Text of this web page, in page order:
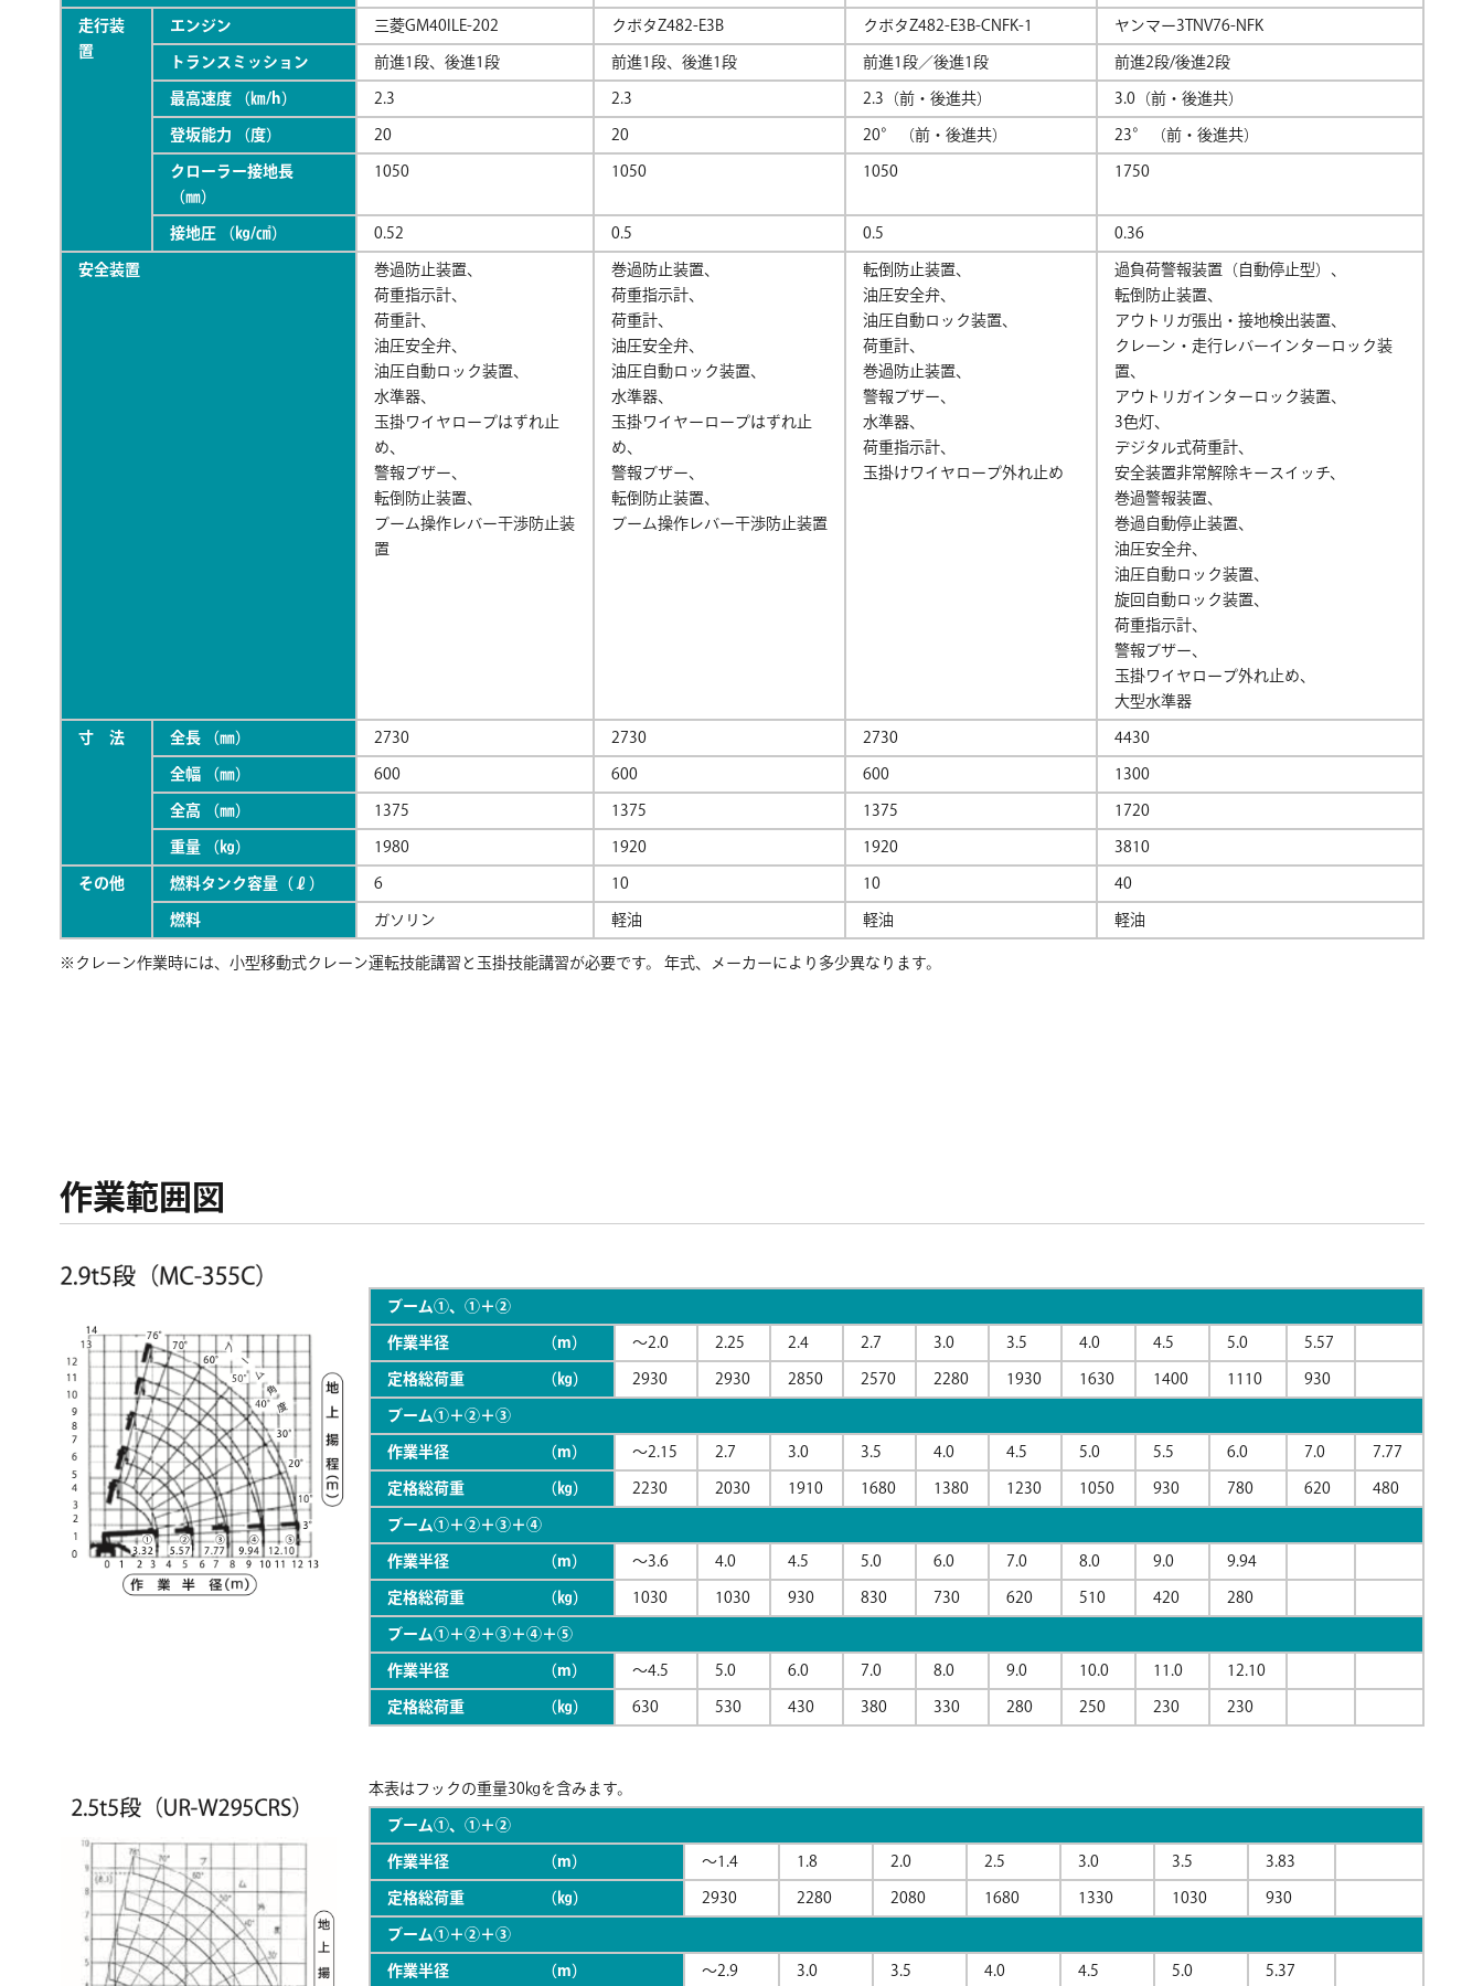
走行装
置
エンジン 三菱GM40ILE-202 クボタZ482-E3B クボタZ482-E3B-CNFK-1 ヤンマー3TNV76-NFK
トランスミッション 前進1段、後進1段 前進1段、後進1段 前進1段／後進1段 前進2段/後進2段
最高速度 （㎞/h） 2.3 2.3 2.3（前・後進共） 3.0（前・後進共）
登坂能力 （度） 20 20 20° （前・後進共） 23° （前・後進共）
クローラー接地長
（㎜）
1050 1050 1050 1750
接地圧 （㎏/㎠） 0.52 0.5 0.5 0.36
安全装置
巻過防止装置、
荷重指示計、
荷重計、
油圧安全弁、
油圧自動ロック装置、
水準器、
玉掛ワイヤロープはずれ止
め、
警報ブザー、
転倒防止装置、
ブーム操作レバー干渉防止装
置
巻過防止装置、
荷重指示計、
荷重計、
油圧安全弁、
油圧自動ロック装置、
水準器、
玉掛ワイヤーロープはずれ止
め、
警報ブザー、
転倒防止装置、
ブーム操作レバー干渉防止装置
転倒防止装置、
油圧安全弁、
油圧自動ロック装置、
荷重計、
巻過防止装置、
警報ブザー、
水準器、
荷重指示計、
玉掛けワイヤロープ外れ止め
過負荷警報装置（自動停止型）、
転倒防止装置、
アウトリガ張出・接地検出装置、
クレーン・走行レバーインターロック装
置、
アウトリガインターロック装置、
3色灯、
デジタル式荷重計、
安全装置非常解除キースイッチ、
巻過警報装置、
巻過自動停止装置、
油圧安全弁、
油圧自動ロック装置、
旋回自動ロック装置、
荷重指示計、
警報ブザー、
玉掛ワイヤロープ外れ止め、
大型水準器
寸 法 全長 （㎜） 2730 2730 2730 4430
全幅 （㎜） 600 600 600 1300
全高 （㎜） 1375 1375 1375 1720
重量 （㎏） 1980 1920 1920 3810
その他 燃料タンク容量（ℓ） 6 10 10 40
燃料 ガソリン 軽油 軽油 軽油
※クレーン作業時には、小型移動式クレーン運転技能講習と玉掛技能講習が必要です。 年式、メーカーにより多少異なります。
作業範囲図
ブーム①、①＋②
作業半径 （m） ～2.0 2.25 2.4 2.7 3.0 3.5 4.0 4.5 5.0 5.57
定格総荷重 （㎏） 2930 2930 2850 2570 2280 1930 1630 1400 1110 930
ブーム①＋②＋③
作業半径 （m） ～2.15 2.7 3.0 3.5 4.0 4.5 5.0 5.5 6.0 7.0 7.77
定格総荷重 （㎏） 2230 2030 1910 1680 1380 1230 1050 930 780 620 480
ブーム①＋②＋③＋④
作業半径 （m） ～3.6 4.0 4.5 5.0 6.0 7.0 8.0 9.0 9.94
定格総荷重 （㎏） 1030 1030 930 830 730 620 510 420 280
ブーム①＋②＋③＋④＋⑤
作業半径 （m） ～4.5 5.0 6.0 7.0 8.0 9.0 10.0 11.0 12.10
定格総荷重 （㎏） 630 530 430 380 330 280 250 230 230
本表はフックの重量30㎏を含みます。
ブーム①、①＋②
作業半径 （m） ～1.4 1.8 2.0 2.5 3.0 3.5 3.83
定格総荷重 （㎏） 2930 2280 2080 1680 1330 1030 930
ブーム①＋②＋③
作業半径 （m） ～2.9 3.0 3.5 4.0 4.5 5.0 5.37